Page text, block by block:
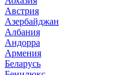
Австрия
Азербайджан
Албания
Андорра
Армения
Беларусь